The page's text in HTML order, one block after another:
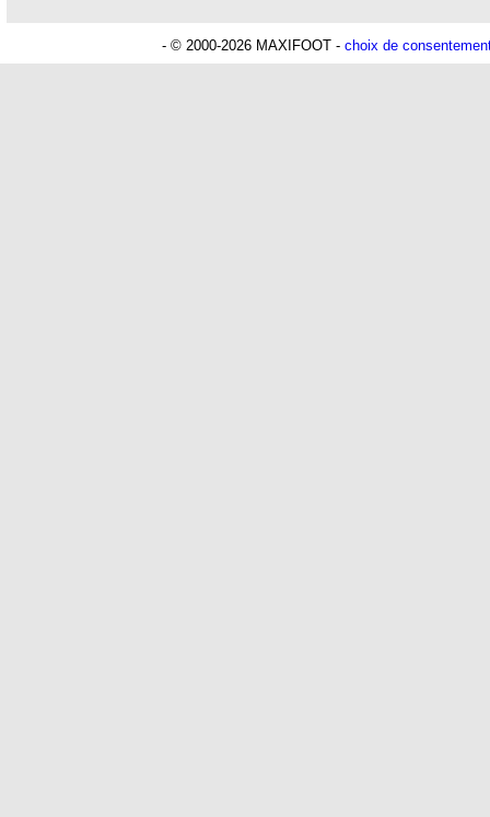
- © 2000-2026 MAXIFOOT - choix de